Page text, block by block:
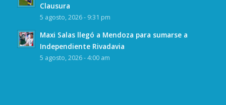
Clausura
5 agosto, 2026 - 9:31 pm
Maxi Salas llegó a Mendoza para sumarse a
Independiente Rivadavia
5 agosto, 2026 - 4:00 am